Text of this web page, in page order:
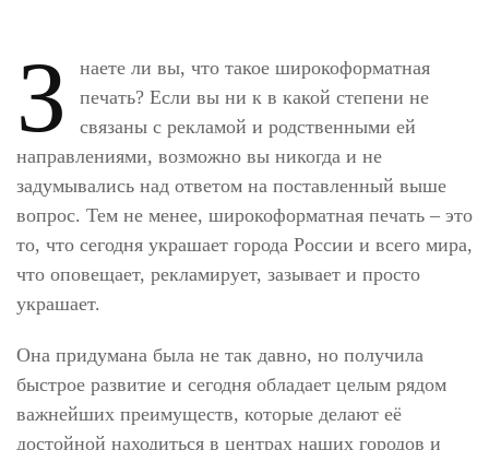
З
наете ли вы, что такое широкоформатная
печать? Если вы ни к в какой степени не
связаны с рекламой и родственными ей
направлениями, возможно вы никогда и не
задумывались над ответом на поставленный выше
вопрос. Тем не менее, широкоформатная печать – это
то, что сегодня украшает города России и всего мира,
что оповещает, рекламирует, зазывает и просто
украшает.
Она придумана была не так давно, но получила
быстрое развитие и сегодня обладает целым рядом
важнейших преимуществ, которые делают её
достойной находиться в центрах наших городов и